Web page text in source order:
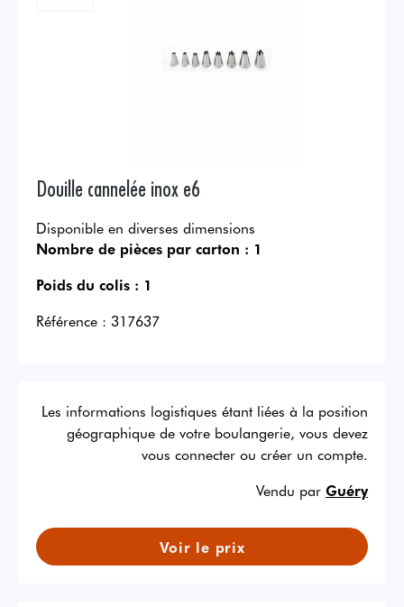
Douille cannelée inox e6
Disponible en diverses dimensions
Nombre de pièces par carton : 1
Poids du colis : 1
Référence : 317637
Les informations logistiques étant liées à la position
géographique de votre boulangerie, vous devez
vous connecter ou créer un compte.
Vendu par Guéry
Voir le prix